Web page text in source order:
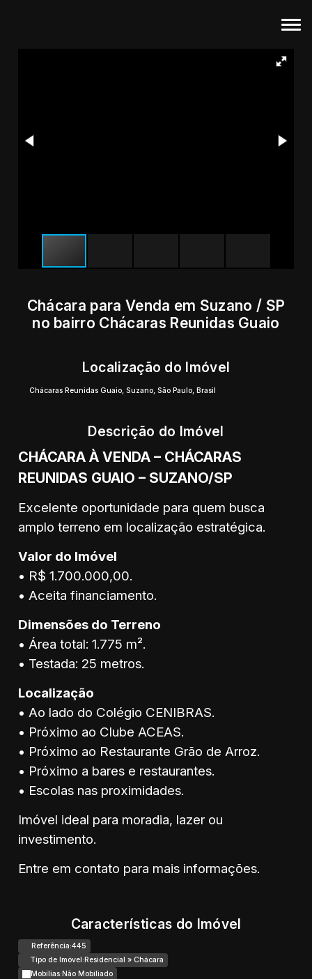
Chácara para Venda em Suzano / SP
no bairro Chácaras Reunidas Guaio
Localização do Imóvel
Chácaras Reunidas Guaio,Suzano,São Paulo,Brasil
Descrição do Imóvel
CHÁCARA À VENDA – CHÁCARAS
REUNIDAS GUAIO – SUZANO/SP
Excelente oportunidade para quem busca
amplo terreno em localização estratégica.
Valor do Imóvel
• R$ 1.700.000,00.
• Aceita financiamento.
Dimensões do Terreno
• Área total: 1.775 m².
• Testada: 25 metros.
Localização
• Ao lado do Colégio CENIBRAS.
• Próximo ao Clube ACEAS.
• Próximo ao Restaurante Grão de Arroz.
• Próximo a bares e restaurantes.
• Escolas nas proximidades.
Imóvel ideal para moradia, lazer ou
investimento.
Entre em contato para mais informações.
Características do Imóvel
Referência:445
Tipo de Imóvel:Residencial » Chácara
Mobílias:Não Mobiliado